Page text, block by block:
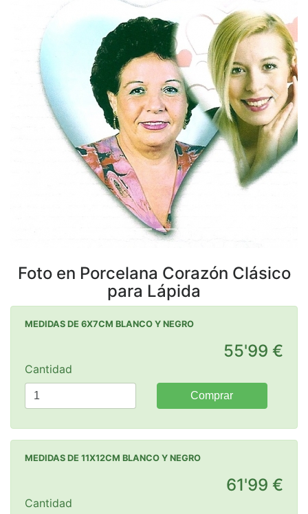
Previous Next
Foto en Porcelana Corazón Clásico
para Lápida
MEDIDAS DE 6X7CM BLANCO Y NEGRO
55'99 €
Cantidad
Comprar
MEDIDAS DE 11X12CM BLANCO Y NEGRO
61'99 €
Cantidad